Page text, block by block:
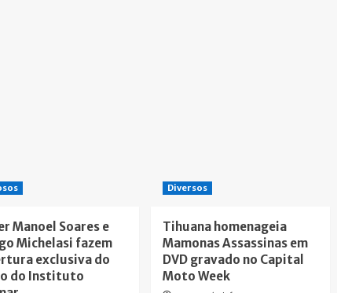
Manoel Soares e
Michelasi fazem
exclusiva do
do Instituto
Diversos
Tihuana homenageia
Mamonas Assassinas em
DVD gravado no Capital
Moto Week